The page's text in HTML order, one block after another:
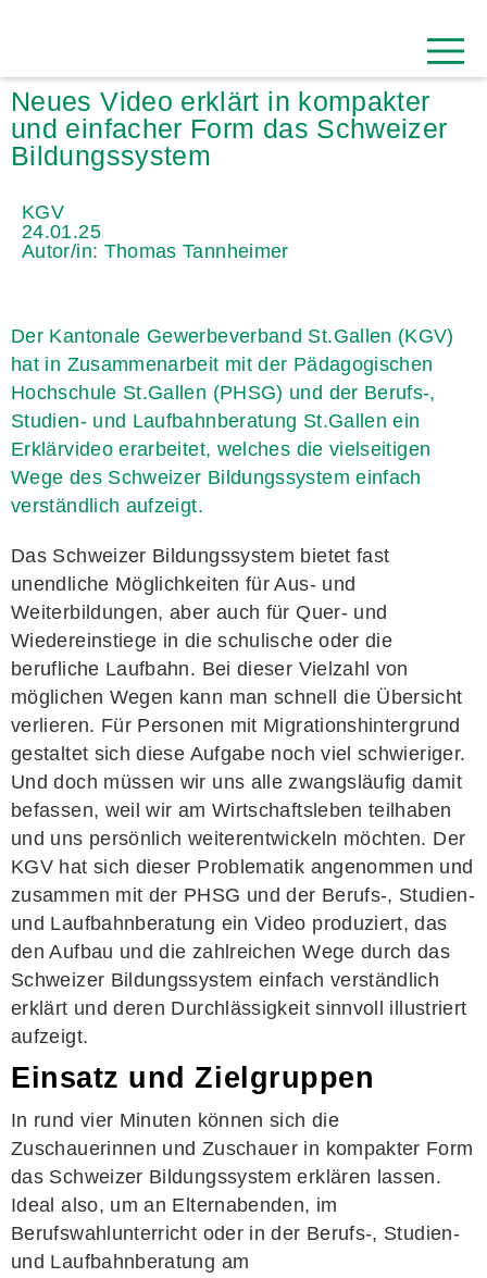
Neues Video erklärt in kompakter
und einfacher Form das Schweizer
Bildungssystem
KGV
24.01.25
Autor/in: Thomas Tannheimer
Der Kantonale Gewerbeverband St.Gallen (KGV)
hat in Zusammenarbeit mit der Pädagogischen
Hochschule St.Gallen (PHSG) und der Berufs-,
Studien- und Laufbahnberatung St.Gallen ein
Erklärvideo erarbeitet, welches die vielseitigen
Wege des Schweizer Bildungssystem einfach
verständlich aufzeigt.
Das Schweizer Bildungssystem bietet fast
unendliche Möglichkeiten für Aus- und
Weiterbildungen, aber auch für Quer- und
Wiedereinstiege in die schulische oder die
berufliche Laufbahn. Bei dieser Vielzahl von
möglichen Wegen kann man schnell die Übersicht
verlieren. Für Personen mit Migrationshintergrund
gestaltet sich diese Aufgabe noch viel schwieriger.
Und doch müssen wir uns alle zwangsläufig damit
befassen, weil wir am Wirtschaftsleben teilhaben
und uns persönlich weiterentwickeln möchten. Der
KGV hat sich dieser Problematik angenommen und
zusammen mit der PHSG und der Berufs-, Studien-
und Laufbahnberatung ein Video produziert, das
den Aufbau und die zahlreichen Wege durch das
Schweizer Bildungssystem einfach verständlich
erklärt und deren Durchlässigkeit sinnvoll illustriert
aufzeigt.
Einsatz und Zielgruppen
In rund vier Minuten können sich die
Zuschauerinnen und Zuschauer in kompakter Form
das Schweizer Bildungssystem erklären lassen.
Ideal also, um an Elternabenden, im
Berufswahlunterricht oder in der Berufs-, Studien-
und Laufbahnberatung am